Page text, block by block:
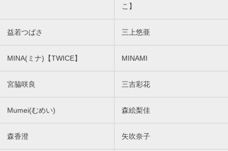
こ】
益若つばさ 三上悠亜
MINA(ミナ)【TWICE】 MINAMI
宮脇咲良 三吉彩花
Mumei(むめい) 森絵梨佳
森香澄 矢吹奈子